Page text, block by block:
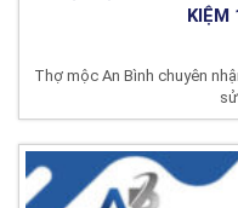
KIỆM
Thợ mộc An Bình chuyên